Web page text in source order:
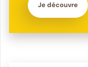
Je découvre